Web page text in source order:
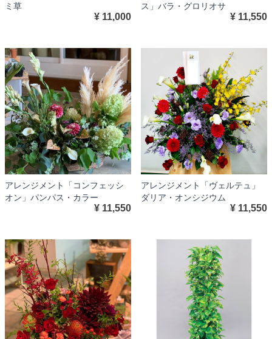
ミ草
¥ 11,000
ス」バラ・グロリオサ
¥ 11,550
アレンジメント「コンフェッシ
オン」パンパス・カラー
¥ 11,550
アレンジメント「ヴェルテュ」
ダリア・オンシジウム
¥ 11,550